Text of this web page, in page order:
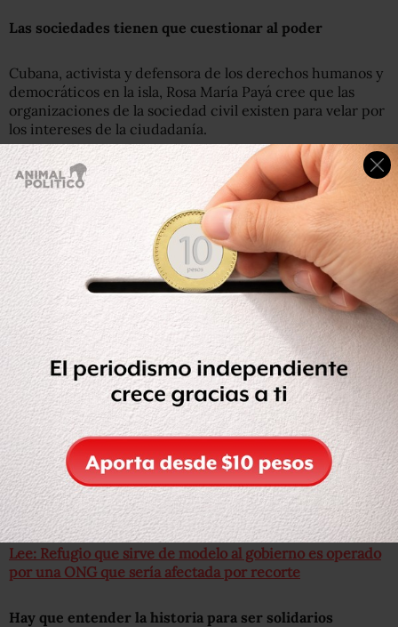
Las sociedades tienen que cuestionar al poder
Cubana, activista y defensora de los derechos humanos y
democráticos en la isla, Rosa María Payá cree que las
organizaciones de la sociedad civil existen para velar por
los intereses de la ciudadanía.
“Allí es cuando entran en contradicción con los intereses
del gobierno, por eso son uno de los primeros objetivos
de las dictaduras, y lo hemos visto, en este movimiento
del socialismo del siglo XXI, donde los primeros ataques
son a la prensa, a las organizaciones que velan porque las
instituciones hagan su trabajo, que velan porque el
gobierno haga su trabajo”.
Payá lidera la Red Latinoamericana de Jóvenes por la
Democracia y, promotora de la campaña Cuba Decide,
iniciativa ciudadana que busca promover la democracia
para Cuba, además, es hija de Oswaldo Payá Sardiñas
fundador del proyecto Varela por la democratización de
Cuba.
“La soberanía debe residir en el ciudadano y en la
decisión que cada ciudadano toma a nivel individual, a
nivel familiar, entender el poder que reside en él”.
Lee: Refugio que sirve de modelo al gobierno es operado
por una ONG que sería afectada por recorte
Hay que entender la historia para ser solidarios